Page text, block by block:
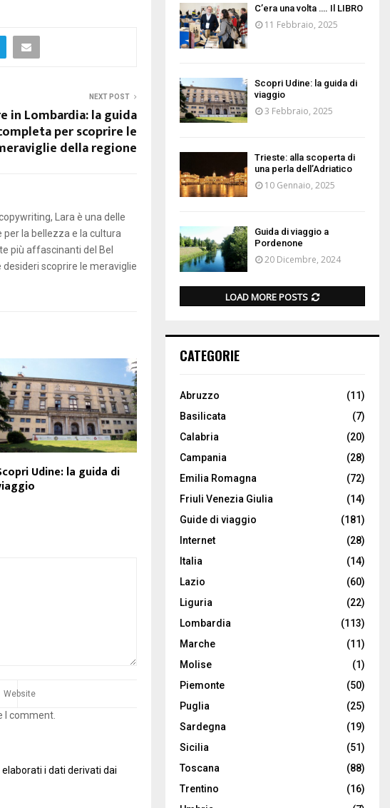
NEXT POST
in Lombardia: la guida
per scoprire le
della regione
Lara è una delle
per la bellezza e la cultura
più affascinanti del Bel
scoprire le meraviglie
Udine: la guida di
I comment.
i dati derivati dai
C’era una volta …. Il LIBRO
11 Febbraio, 2025
Scopri Udine: la guida di
viaggio
3 Febbraio, 2025
Trieste: alla scoperta di
una perla dell’Adriatico
10 Gennaio, 2025
Guida di viaggio a
Pordenone
20 Dicembre, 2024
LOAD MORE POSTS
CATEGORIE
Abruzzo
(11)
Basilicata
(7)
Calabria
(20)
Campania
(28)
Emilia Romagna
(72)
Friuli Venezia Giulia
(14)
Guide di viaggio
(181)
Internet
(28)
Italia
(14)
Lazio
(60)
Liguria
(22)
Lombardia
(113)
Marche
(11)
Molise
(1)
Piemonte
(50)
Puglia
(25)
Sardegna
(19)
Sicilia
(51)
Toscana
(88)
Trentino
(16)